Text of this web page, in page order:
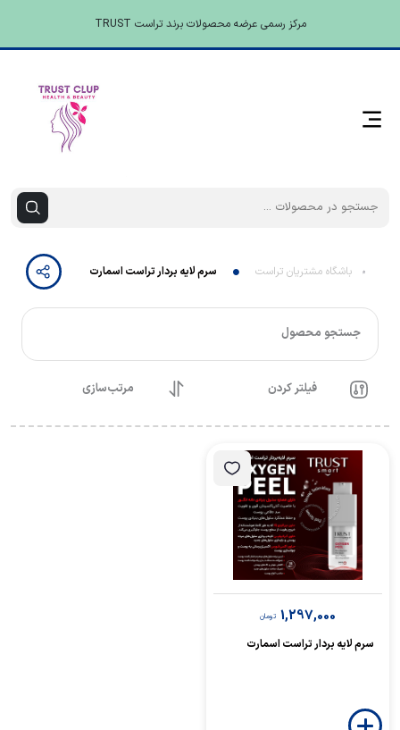
مرکز رسمی عرضه محصولات برند تراست TRUST
باشگاه مشتریان تراست سرم لایه بردار تراست اسمارت
جستجو محصول
فیلتر کردن مرتب‌سازی
1,297,000 تومان
سرم لایه بردار تراست اسمارت